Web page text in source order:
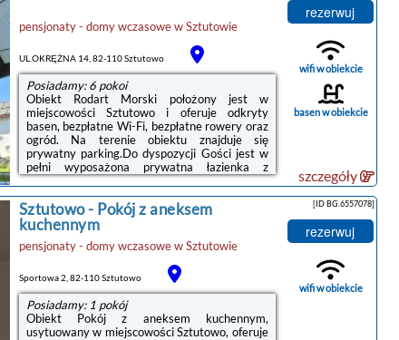
obiektu: Jezioro Drużno – 49 km. Lotnisko
Lotnisko Gdańsk-Rębiechowo znajduje się 72
km od obiektu.Doba hotelowa od godziny ...
pensjonaty - domy wczasowewSztutowie
UL.OKRĘŻNA 14, 82-110 Sztutowo
Posiadamy: 6 pokoi
Obiekt Rodart Morski położony jest w
miejscowości Sztutowo i oferuje odkryty
basen, bezpłatne Wi-Fi, bezpłatne rowery oraz
ogród. Na terenie obiektu znajduje się
prywatny parking.Do dyspozycji Gości jest w
pełni wyposażona prywatna łazienka z
prysznicem i suszarką do włosów.Na miejscu
serwowane jest śniadanie w formie bufetu,
kontynentalne lub wegetariańskie.Obiekt
dysponuje sprzętem do grillowania.Na miejscu
dostępny jest taras oraz wspólny
salon.Odległość ważnych miejsc od obiektu:
Plaża Sztutowo – 2,6 km, Kanał Elbląski – 41
km. Lotnisko Lotnisko Gdańsk-Rębiechowo ...
rezerwuj
wifi w obiekcie
basen w obiekcie
szczegóły
Sztutowo- Pokój z aneksem
kuchennym
pensjonaty - domy wczasowewSztutowie
Sportowa 2, 82-110 Sztutowo
Posiadamy: 1 pokój
Obiekt Pokój z aneksem kuchennym,
usytuowany w miejscowości Sztutowo, oferuje
[ID BG.6557078]
rezerwuj
wifi w obiekcie